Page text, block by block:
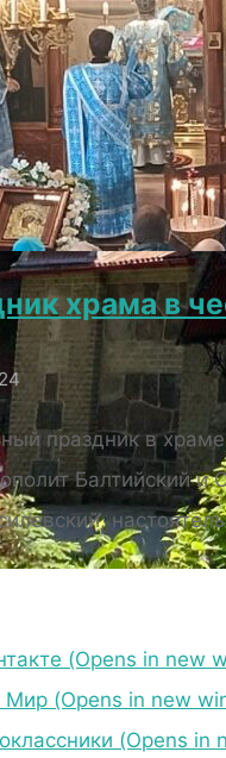
храма в
праздник в
Балтийский
(Opens in new
(Opens in new
(Opens in